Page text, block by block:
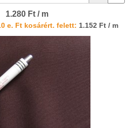
1.280 Ft / m
e. Ft kosárért. felett: 1.152 Ft / m